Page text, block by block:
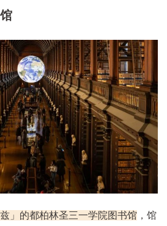
」的都柏林圣三一学院图书馆 ，馆